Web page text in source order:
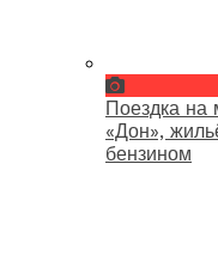
Поездка
«Дон»,
бензином